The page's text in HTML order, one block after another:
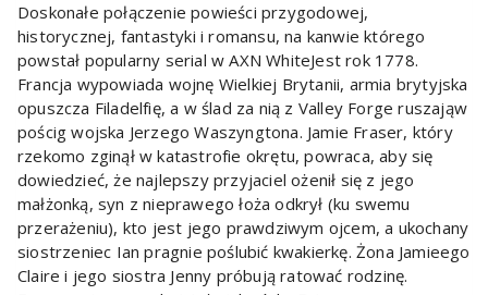
Doskonałe połączenie powieści przygodowej,
historycznej, fantastyki i romansu, na kanwie którego
powstał popularny serial w AXN WhiteJest rok 1778.
Francja wypowiada wojnę Wielkiej Brytanii, armia brytyjska
opuszcza Filadelfię, a w ślad za nią z Valley Forge ruszająw
pościg wojska Jerzego Waszyngtona. Jamie Fraser, który
rzekomo zginął w katastrofie okrętu, powraca, aby się
dowiedzieć, że najlepszy przyjaciel ożenił się z jego
małżonką, syn z nieprawego łoża odkrył (ku swemu
przerażeniu), kto jest jego prawdziwym ojcem, a ukochany
siostrzeniec Ian pragnie poślubić kwakierkę. Żona Jamieego
Claire i jego siostra Jenny próbują ratować rodzinę.